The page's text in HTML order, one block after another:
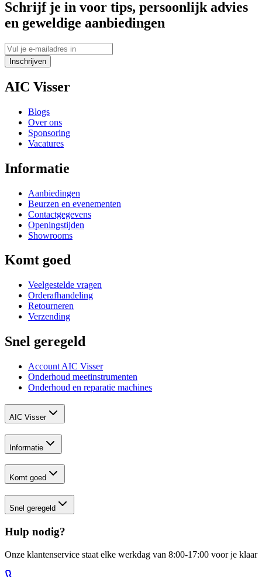
Schrijf je in voor tips, persoonlijk advies
en geweldige aanbiedingen
Inschrijven
AIC Visser
Blogs
Over ons
Sponsoring
Vacatures
Informatie
Aanbiedingen
Beurzen en evenementen
Contactgegevens
Openingstijden
Showrooms
Komt goed
Veelgestelde vragen
Orderafhandeling
Retourneren
Verzending
Snel geregeld
Account AIC Visser
Onderhoud meetinstrumenten
Onderhoud en reparatie machines
AIC Visser
Informatie
Komt goed
Snel geregeld
Hulp nodig?
Onze klantenservice staat elke werkdag van 8:00-17:00 voor je klaar